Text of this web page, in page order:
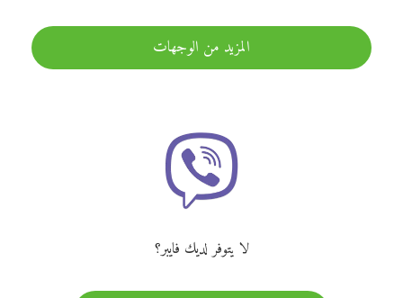
المزيد من الوجهات
لا يتوفر لديك فايبر؟